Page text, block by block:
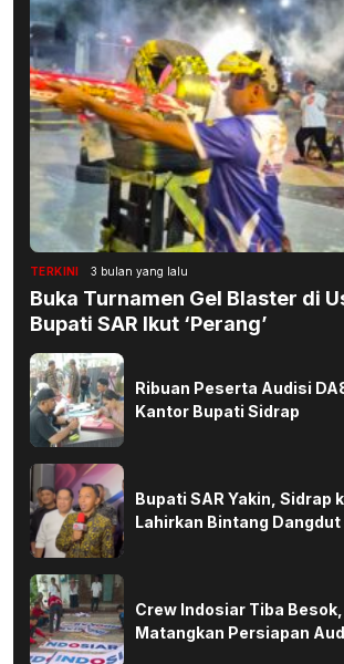
TERKINI 3 bulan yang lalu
Buka Turnamen Gel Blaster di
Bupati SAR Ikut ‘Perang’
Ribuan Peserta Audisi
Kantor Bupati Sidrap
Bupati SAR Yakin, Sidrap
Lahirkan Bintang Dangdut
Crew Indosiar Tiba
Matangkan Persiapan